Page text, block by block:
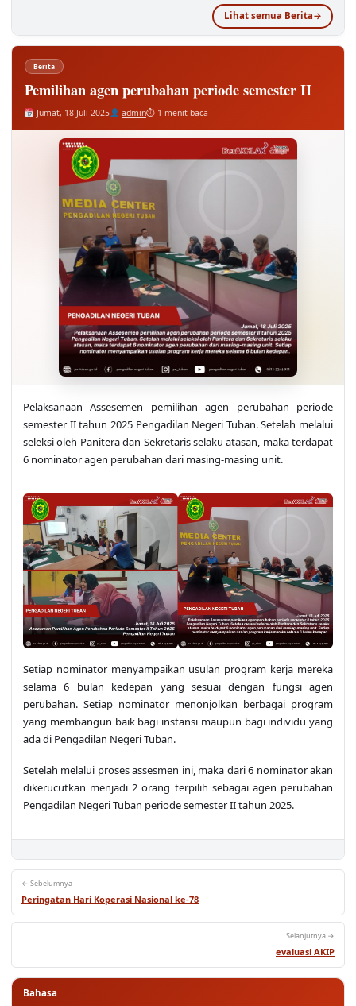
Pekan Olahraga Pengadilan Negeri Tuban dalam Rangka HUT RI dan MA RI ke-8131/07/2026
Lihat semua Berita
Berita
Pemilihan agen perubahan periode semester II
Jumat, 18 Juli 2025 admin⏱ 1 menit baca
Pelaksanaan Assesemen pemilihan agen perubahan periode
semester II tahun 2025 Pengadilan Negeri Tuban. Setelah melalui
seleksi oleh Panitera dan Sekretaris selaku atasan, maka terdapat
Setiap nominator menyampaikan usulan program kerja mereka
selama 6 bulan kedepan yang sesuai dengan fungsi agen
perubahan. Setiap nominator menonjolkan berbagai program
yang membangun baik bagi instansi maupun bagi individu yang
Setelah melalui proses assesmen ini, maka dari 6 nominator akan
dikerucutkan menjadi 2 orang terpilih sebagai agen perubahan
← Sebelumnya
Peringatan Hari Koperasi Nasional ke-78
Selanjutnya →
evaluasi AKIP